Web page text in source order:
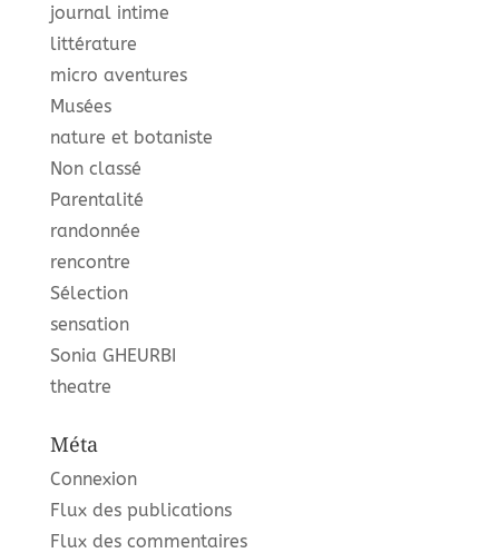
journal intime
littérature
micro aventures
Musées
nature et botaniste
Non classé
Parentalité
randonnée
rencontre
Sélection
sensation
Sonia GHEURBI
theatre
Méta
Connexion
Flux des publications
Flux des commentaires